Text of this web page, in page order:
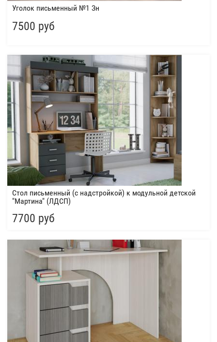
Уголок письменный №1 Зн
7500 руб
Стол письменный (с надстройкой) к модульной детской
"Мартина" (ЛДСП)
7700 руб